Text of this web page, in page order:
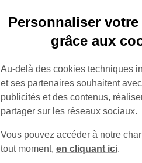
Personnaliser
grâce aux
Au-delà des cookies techniques
et ses partenaires souhaitent
publicités et des contenus,
partager sur les réseaux sociaux.
Vous pouvez accéder à notre
tout moment, en cliquant ici